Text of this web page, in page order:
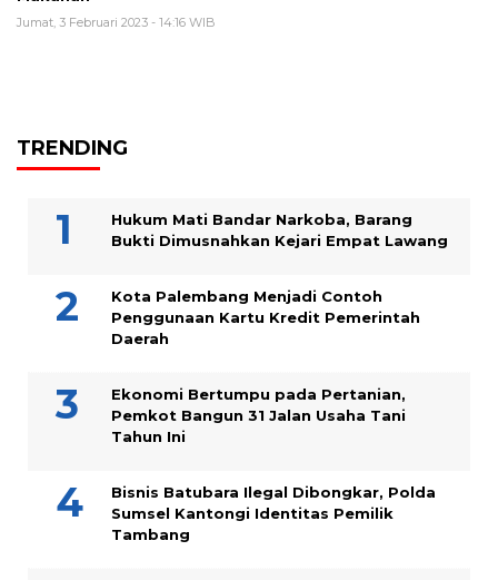
Jumat, 3 Februari 2023 - 14:16 WIB
TRENDING
Hukum Mati Bandar Narkoba, Barang
Bukti Dimusnahkan Kejari Empat Lawang
Kota Palembang Menjadi Contoh
Penggunaan Kartu Kredit Pemerintah
Daerah
Ekonomi Bertumpu pada Pertanian,
Pemkot Bangun 31 Jalan Usaha Tani
Tahun Ini
Bisnis Batubara Ilegal Dibongkar, Polda
Sumsel Kantongi Identitas Pemilik
Tambang